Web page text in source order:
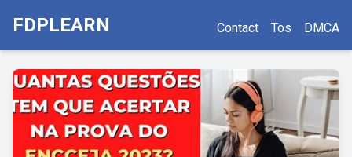
FDPLEARN Contact Tos DMCA